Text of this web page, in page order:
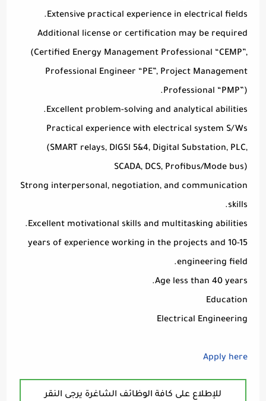
Extensive practical experience in electrical fields.
Additional license or certification may be required
(Certified Energy Management Professional “CEMP”,
Professional Engineer “PE”, Project Management
Professional “PMP”).
Excellent problem-solving and analytical abilities.
Practical experience with electrical system S/Ws
(SMART relays, DlGSl 5&4, Digital Substation, PLC,
SCADA, DCS, Profibus/Mode bus)
Strong interpersonal, negotiation, and communication
skills.
Excellent motivational skills and multitasking abilities.
10-15 years of experience working in the projects and
engineering field.
Age less than 40 years.
Education
Electrical Engineering
Apply here
للإطلاع على كافة الوظائف الشاغرة يرجى النقر